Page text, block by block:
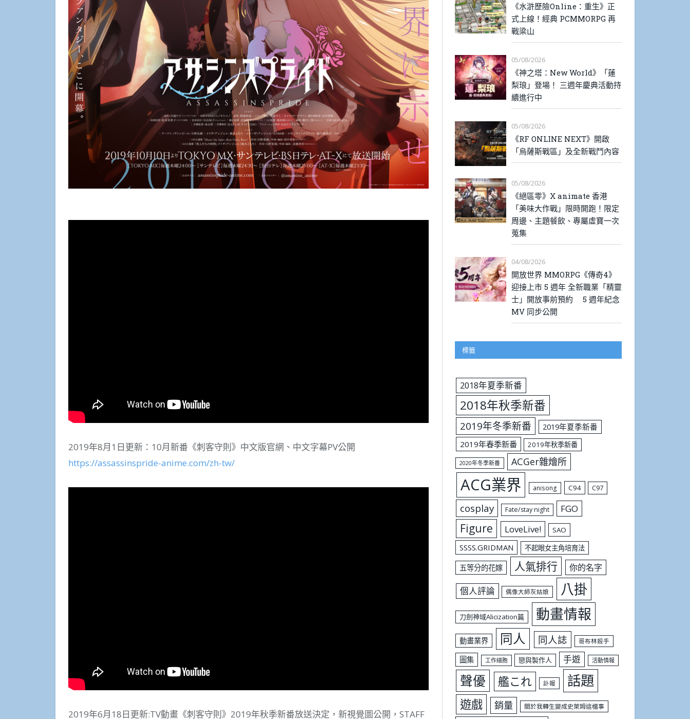
2019年8月1日更新：10月新番《刺客守則》中文版官網、中文字幕PV公開
https://assassinspride-anime.com/zh-tw/
2019年6月18日更新:TV動畫《刺客守則》2019年秋季新番放送決定，新視覺圖公開，STAFF
《水滸歷險Online：重生》正
式上線！經典 PCMMORPG 再
戰梁山
05/08/2026
《神之塔：New World》「蓮
梨琅」登場！ 三週年慶典活動持
續進行中
05/08/2026
《RF ONLINE NEXT》開啟
「烏薩斯戰區」及全新戰鬥內容
05/08/2026
《絕區零》X animate 香港
「美味大作戰」限時開跑！限定
周邊、主題餐飲、專屬虛寶一次
蒐集
04/08/2026
開放世界 MMORPG《傳奇4》
迎接上市 5 週年 全新職業「精靈
士」開放事前預約 5 週年紀念
MV 同步公開
標籤
2018年夏季新番
2018年秋季新番
2019年冬季新番
2019年夏季新番
2019年春季新番
2019年秋季新番
2020年冬季新番 ACGer雜燴所
ACG業界 anisong C94 C97
cosplay Fate/stay night FGO
Figure LoveLive! SAO
SSSS.GRIDMAN 不起眼女主角培育法
五等分的花嫁 人氣排行 你的名字
個人評論 偶像大師灰姑娘 八掛
刀劍神域Alicization篇 動畫情報
動畫業界 同人 同人誌 哥布林殺手
圖集 工作細胞 戀與製作人 手遊 活動情報
聲優 艦これ 訃報 話題
遊戲 銷量 關於我轉生變成史萊姆這檔事